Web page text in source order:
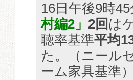
16日午後9時
村編2」 2回は
聴率基準平均
た。（ニール
ーム家具基準）